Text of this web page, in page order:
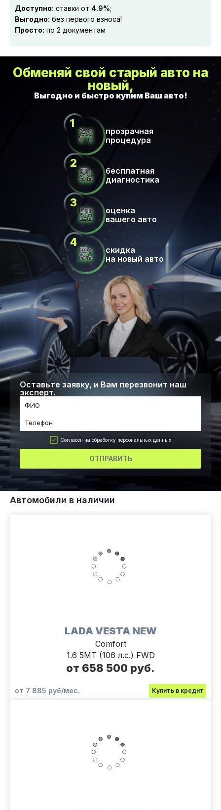
Доступно: ставки от 4.9%;
Выгодно: без первого взноса!
Просто: по 2 документам
Обменяй свой старый авто на
новый,
Оставьте заявку, и Вам перезвонит наш
эксперт.
Согласен на обработку персональных данных
ОТПРАВИТЬ
прозрачная
процедура
бесплатная
диагностика
оценка
вашего авто
скидка
на новый авто
Автомобили в наличии
LADA VESTA NEW
Comfort
1.6 5MT (106 л.с.) FWD
от 658 500 руб.
от 7 885 руб/мес. Купить в кредит